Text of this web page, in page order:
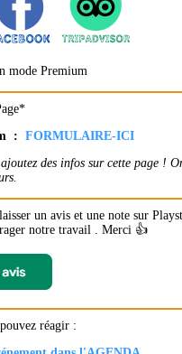
mode Premium
: FORMULAIRE-ICI
des infos sur cette page !
un avis et une note sur
notre travail . Merci 👍
réagir :